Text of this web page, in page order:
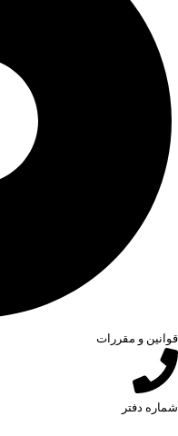
قوانین و مقررات
شماره دفتر